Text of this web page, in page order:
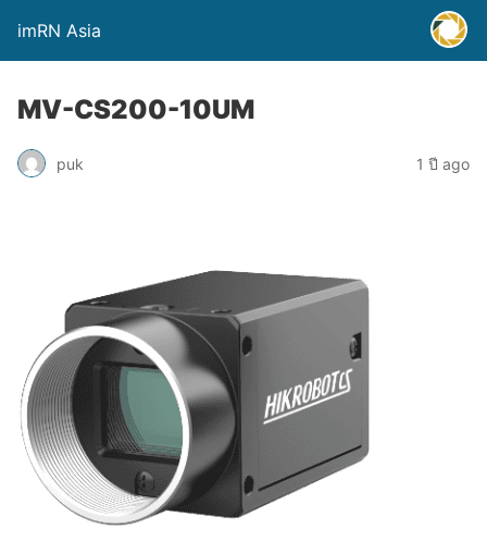
imRN Asia
MV-CS200-10UM
puk 1 ปี ago